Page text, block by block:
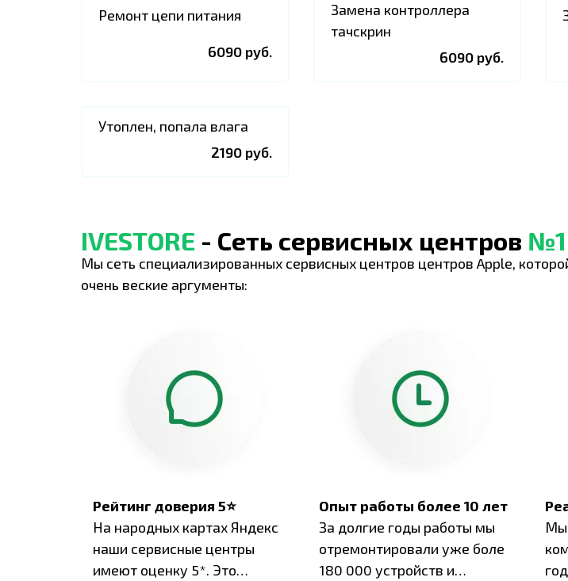
Ремонт цепи питания
6090 руб.
Замена контроллера
тачскрин
6090 руб.
Утоплен, попала влага
2190 руб.
IVESTORE - Сеть сервисных центров №1
Мы сеть специализированных сервисных центров центров Apple,
очень веские аргументы:
Рейтинг доверия 5⭐
На народных картах Яндекс
наши сервисные центры
имеют оценку 5*. Это
Опыт работы более 10 лет
За долгие годы работы мы
отремонтировали уже боле
180 000 устройств и
Мы